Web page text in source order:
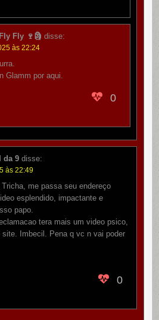
Fly 🍷🗿 disse:
às 22:24
Glamm por aqui.
0
da 9 disse:
às 22:49
Tricha, me passa seu endereço
esplendido, impactante e
papo.
tera mais um video psico,
Imbecil. Pena q vc n vai poder
0